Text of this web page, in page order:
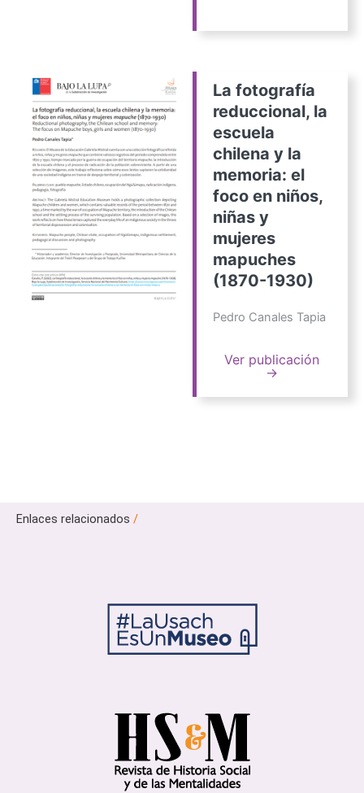
La fotografía
reduccional, la
escuela
chilena y la
memoria: el
foco en niños,
niñas y
mujeres
mapuches
(1870-1930)
Pedro Canales Tapia
Ver publicación
→
Enlaces relacionados /